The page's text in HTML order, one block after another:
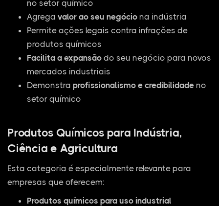
no setor químico
Agrega valor ao seu negócio na indústria
Permite ações legais contra infrações de
produtos químicos
Facilita a expansão do seu negócio para novos
mercados industriais
Demonstra profissionalismo e credibilidade no
setor químico
Produtos Químicos para Indústria,
Ciência e Agricultura
Esta categoria é especialmente relevante para
empresas que oferecem:
Produtos químicos para uso industrial